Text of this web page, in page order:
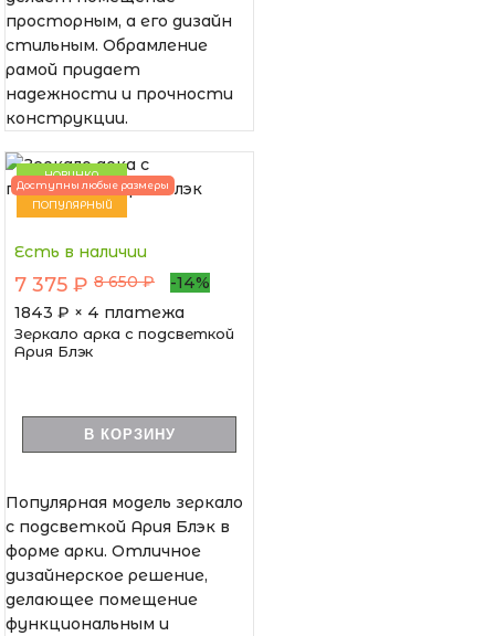
просторным, а его дизайн
стильным. Обрамление
рамой придает
надежности и прочности
конструкции.
НОВИНКА
ПОПУЛЯРНЫЙ
Доступны любые размеры
Есть в наличии
7 375 ₽ 8 650 ₽
-14%
1843 ₽ × 4 платежа
Зеркало арка с подсветкой
Ария Блэк
В КОРЗИНУ
Популярная модель зеркало
с подсветкой Ария Блэк в
форме арки. Отличное
дизайнерское решение,
делающее помещение
функциональным и